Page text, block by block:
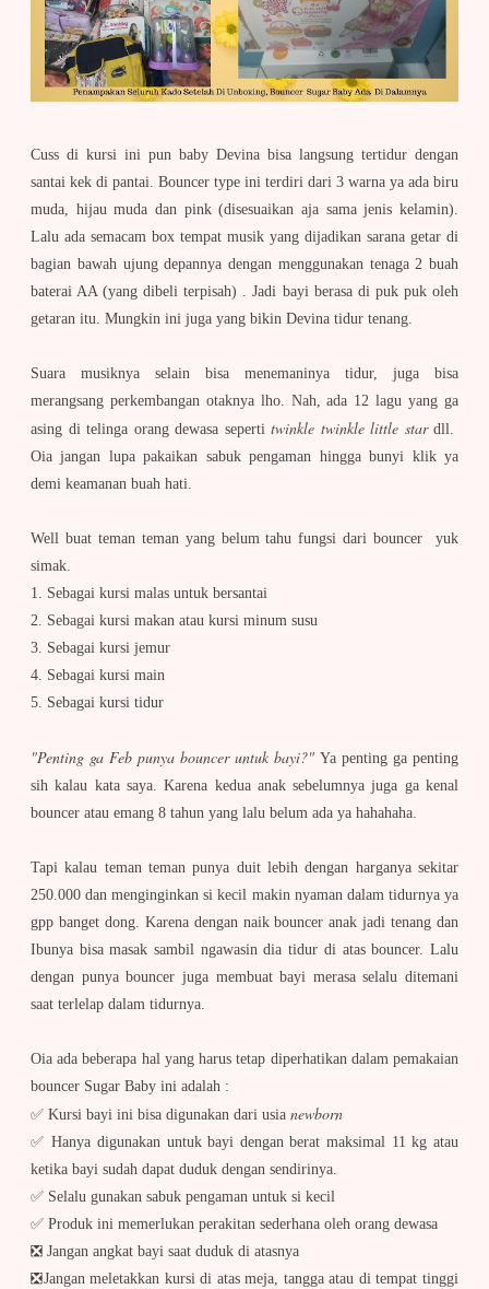
Cuss di kursi ini pun baby Devina bisa langsung tertidur dengan
santai kek di pantai. Bouncer type ini terdiri dari 3 warna ya ada biru
muda, hijau muda dan pink (disesuaikan aja sama jenis kelamin).
Lalu ada semacam box tempat musik yang dijadikan sarana getar di
bagian bawah ujung depannya dengan menggunakan tenaga 2 buah
baterai AA (yang dibeli terpisah) . Jadi bayi berasa di puk puk oleh
getaran itu. Mungkin ini juga yang bikin Devina tidur tenang.
Suara musiknya selain bisa menemaninya tidur, juga bisa
merangsang perkembangan otaknya lho. Nah, ada 12 lagu yang ga
asing di telinga orang dewasa seperti twinkle twinkle little stardll.
Oia jangan lupa pakaikan sabuk pengaman hingga bunyi klik ya
demi keamanan buah hati.
Well buat teman teman yang belum tahu fungsi dari bouncer yuk
simak.
1. Sebagai kursi malas untuk bersantai
2. Sebagai kursi makan atau kursi minum susu
3. Sebagai kursi jemur
4. Sebagai kursi main
5. Sebagai kursi tidur
"Penting ga Feb punya bouncer untuk bayi?" Ya penting ga penting
sih kalau kata saya. Karena kedua anak sebelumnya juga ga kenal
bouncer atau emang 8 tahun yang lalu belum ada ya hahahaha.
Tapi kalau teman teman punya duit lebih dengan harganya sekitar
250.000 dan menginginkan si kecil makin nyaman dalam tidurnya ya
gpp banget dong. Karena dengan naik bouncer anak jadi tenang dan
Ibunya bisa masak sambil ngawasin dia tidur di atas bouncer. Lalu
dengan punya bouncer juga membuat bayi merasa selalu ditemani
saat terlelap dalam tidurnya.
Oia ada beberapa hal yang harus tetap diperhatikan dalam pemakaian
bouncer Sugar Baby ini adalah :
✅ Kursi bayi ini bisa digunakan dari usia newborn
✅ Hanya digunakan untuk bayi dengan berat maksimal 11 kg atau
ketika bayi sudah dapat duduk dengan sendirinya.
✅ Selalu gunakan sabuk pengaman untuk si kecil
✅ Produk ini memerlukan perakitan sederhana oleh orang dewasa
❎ Jangan angkat bayi saat duduk di atasnya
❎Jangan meletakkan kursi di atas meja, tangga atau di tempat tinggi